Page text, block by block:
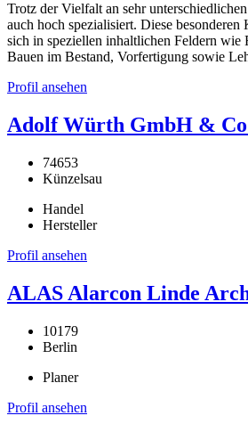
Trotz der Vielfalt an sehr
auch hoch spezialisiert. Diese besonderen
sich in speziellen inhaltlichen Feldern wie
Bauen im Bestand, Vorfertigung sowie
Profil ansehen
Adolf Würth GmbH &
74653
Künzelsau
Handel
Hersteller
Profil ansehen
ALAS Alarcon Linde
10179
Berlin
Planer
Profil ansehen